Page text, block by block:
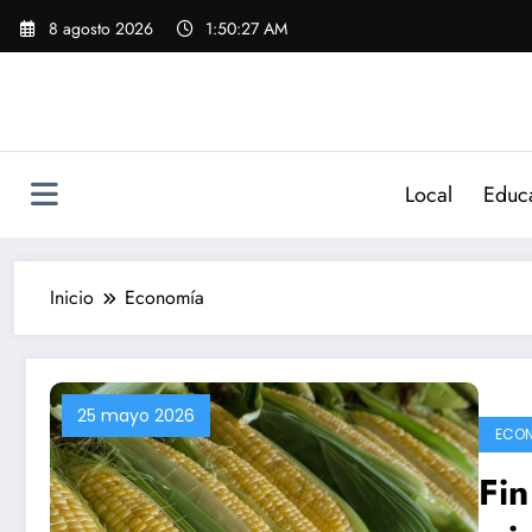
Saltar
8 agosto 2026 1:50:28 AM
Local
Inicio Economía
25 mayo 2026